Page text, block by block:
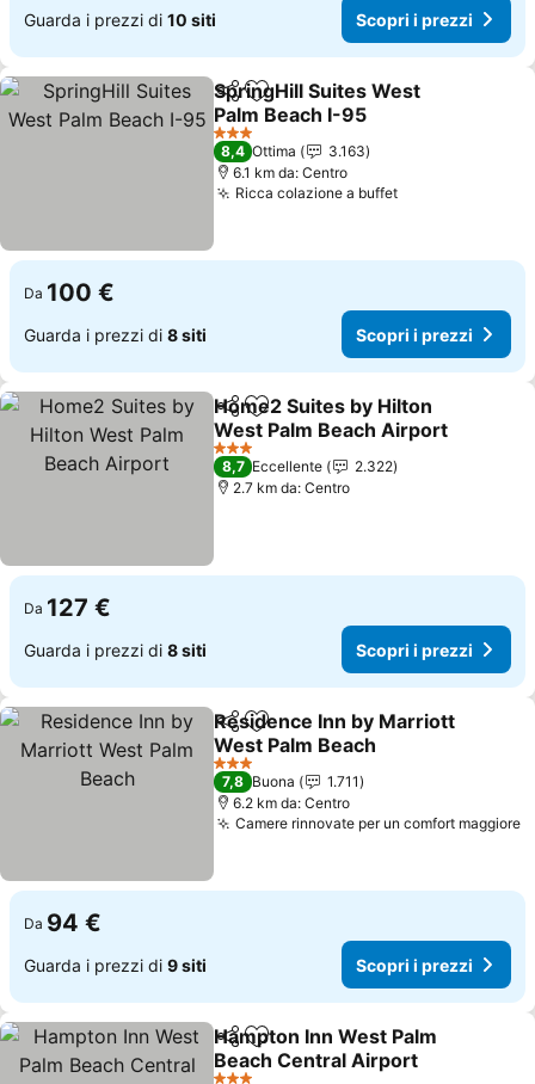
Guarda i prezzi di 10 siti Scopri i prezzi
CondividiAggiungi ai preferiti
SpringHill Suites West
Palm Beach I-95
Scopri i prezzi
3 Stelle
8,4 Ottima
3.163
6.1 km da: Centro
Ricca colazione a buffetScopri i prezzi
Da 100 €
Guarda i prezzi di 8 siti Scopri i prezzi
CondividiAggiungi ai preferiti
Home2 Suites by Hilton
West Palm Beach Airport
Scopri i prezzi
3 Stelle
8,7 Eccellente
2.322
2.7 km da: Centro
Da 127 €
Guarda i prezzi di 8 siti Scopri i prezzi
CondividiAggiungi ai preferiti
Residence Inn by Marriott
West Palm Beach
Scopri i prezzi
3 Stelle
7,8 Buona
1.711
6.2 km da: Centro
Camere rinnovate per un comfort maggiore
Da 94 €
Guarda i prezzi di 9 siti Scopri i prezzi
CondividiAggiungi ai preferiti
Hampton Inn West Palm
Beach Central Airport